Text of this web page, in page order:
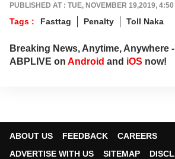
PUBLISHED AT : TUE, NOVEMBER 19,2019, 4:50
Tags : Fasttag Penalty Toll Naka
Breaking News, Anytime, Anywhere
ABPLIVE on Android and iOS now!
ABOUT US FEEDBACK
CAREERS
ADVERTISE WITH US
SITEMAP